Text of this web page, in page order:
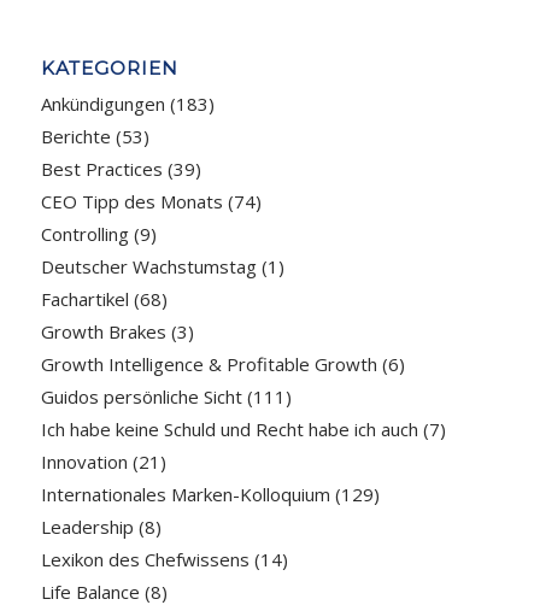
KATEGORIEN
Ankündigungen (183)
Berichte (53)
Best Practices (39)
CEO Tipp des Monats (74)
Controlling(9)
Deutscher Wachstumstag(1)
Fachartikel (68)
Growth Brakes (3)
Growth Intelligence & Profitable Growth (6)
Guidos persönliche Sicht(111)
Ich habe keine Schuld und Recht habe ich auch (7)
Innovation (21)
Internationales Marken-Kolloquium (129)
Leadership (8)
Lexikon des Chefwissens (14)
Life Balance (8)